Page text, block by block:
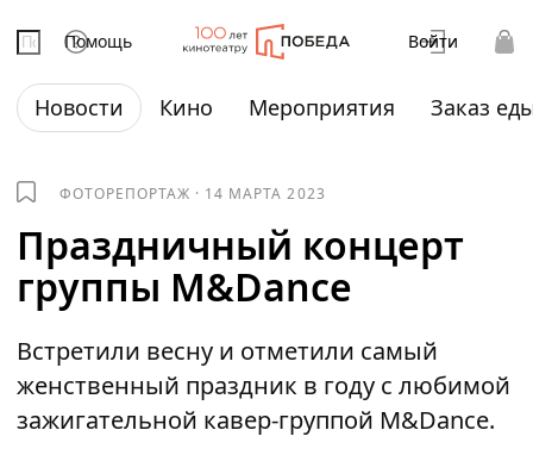
Помощь Войти
Новости Кино Мероприятия Заказ
ФОТОРЕПОРТАЖ · 14 МАРТА 2023
Праздничный концерт
группы M&Dance
Встретили весну и отметили самый
женственный праздник в году с любимой
зажигательной кавер-группой M&Dance.